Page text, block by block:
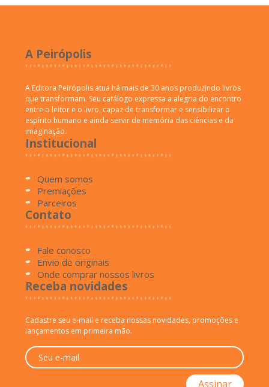
A Peirópolis
A Editora Peirópolis atua há mais de 30 anos produzindo livros
que transformam. Seu catálogo expressa a alegria do encontro
entre o leitor e o livro, capaz de transformar e sensibilizar o
espírito humano e ainda servir de memória das ciências e da
imaginação.
Institucional
Quem somos
Premiações
Parceiros
Contato
Fale conosco
Envio de originais
Onde comprar nossos livros
Receba novidades
Cadastre seu e-mail e receba nossas novidades, promoções e
lançamentos em primeira mão.